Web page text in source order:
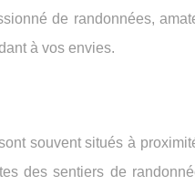
de randonnées,
à vos envies.
souvent situés à
des sentiers de